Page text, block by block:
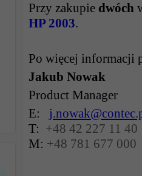
Przy zakupie dwóch
HP 2003.
Po więcej informacji
Jakub Nowak
Product Manager
E:
T: +48 42 227 11 40
M: +48 781 677 000